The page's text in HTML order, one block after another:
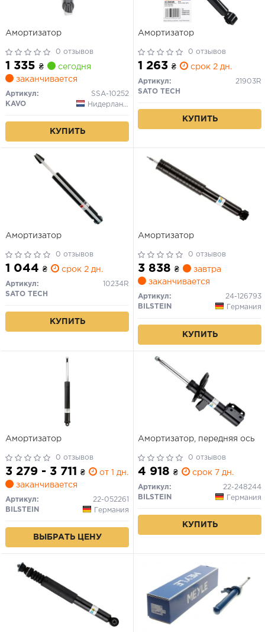
Амортизатор
0 отзывов
1 335 ₴
сегодня
заканчивается
Артикул:
SSA-10252
KAVO
Нидерланды
КУПИТЬ
Амортизатор
0 отзывов
1 263 ₴ срок 2 дн.
Артикул:
21903R
SATO TECH
КУПИТЬ
Амортизатор
0 отзывов
1 044 ₴ срок 2 дн.
Артикул:
10234R
SATO TECH
КУПИТЬ
Амортизатор
0 отзывов
3 838 ₴
завтра
заканчивается
Артикул:
24-126793
BILSTEIN
Германия
КУПИТЬ
Амортизатор
0 отзывов
3 279 - 3 711 ₴
от 1 дн.
заканчивается
Артикул:
22-052261
BILSTEIN
Германия
ВЫБРАТЬ ЦЕНУ
Амортизатор, передняя ось
0 отзывов
4 918 ₴ срок 7 дн.
Артикул:
22-248244
BILSTEIN
Германия
КУПИТЬ